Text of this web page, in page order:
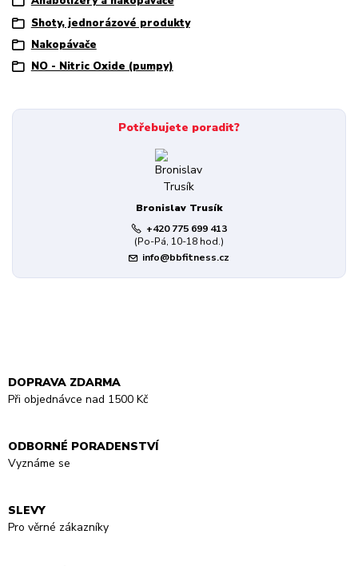
Shoty, jednorázové produkty
Nakopávače
NO - Nitric Oxide (pumpy)
Potřebujete poradit?
Bronislav Trusík
+420 775 699 413
(Po-Pá, 10-18 hod.)
info@bbfitness.cz
DOPRAVA ZDARMA
Při objednávce nad 1500 Kč
ODBORNÉ PORADENSTVÍ
Vyznáme se
SLEVY
Pro věrné zákazníky